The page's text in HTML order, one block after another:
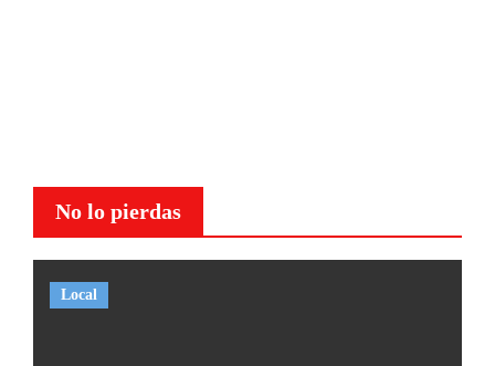
No lo pierdas
Local